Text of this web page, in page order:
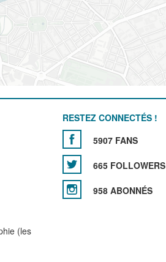
(les
RESTEZ CONNECTÉS !
5907 FANS
665 FOLLOWERS
958 ABONNÉS